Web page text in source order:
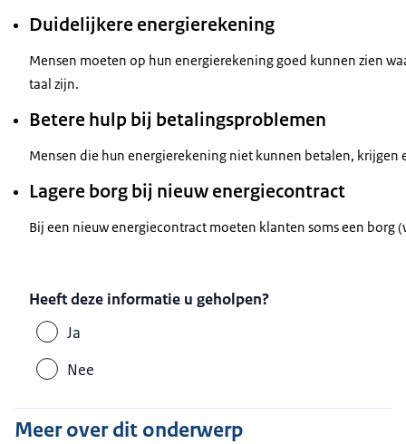
Duidelijkere energierekening
Mensen moeten op hun energierekening goed kunnen zien
taal zijn.
Betere hulp bij betalingsproblemen
Mensen die hun energierekening niet kunnen betalen,
Lagere borg bij nieuw energiecontract
Bij een nieuw energiecontract moeten klanten soms een borg
Heeft deze informatie u geholpen?
Ja
Nee
Meer over dit onderwerp